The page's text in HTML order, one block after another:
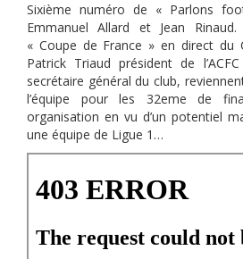
Sixième numéro de « Parlons
Emmanuel Allard et Jean
« Coupe de France » en direct du
Patrick Triaud président de
secrétaire général du club,
l’équipe pour les 32eme de
organisation en vu d’un potentiel
une équipe de Ligue 1…